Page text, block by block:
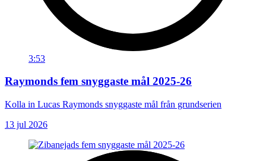
3:53
Raymonds fem snyggaste mål 2025-26
Kolla in Lucas Raymonds snyggaste mål från grundserien
13 jul 2026